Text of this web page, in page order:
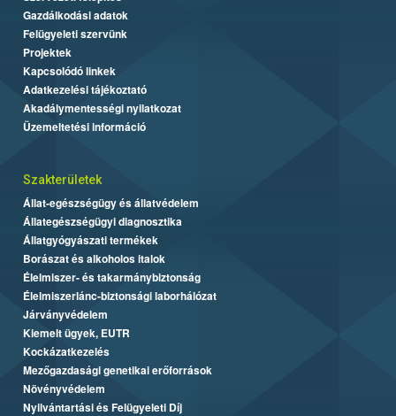
Gazdálkodási adatok
Felügyeleti szervünk
Projektek
Kapcsolódó linkek
Adatkezelési tájékoztató
Akadálymentességi nyilatkozat
Üzemeltetési információ
Szakterületek
Állat-egészségügy és állatvédelem
Állategészségügyi diagnosztika
Állatgyógyászati termékek
Borászat és alkoholos italok
Élelmiszer- és takarmánybiztonság
Élelmiszerlánc-biztonsági laborhálózat
Járványvédelem
Kiemelt ügyek, EUTR
Kockázatkezelés
Mezőgazdasági genetikai erőforrások
Növényvédelem
Nyilvántartási és Felügyeleti Díj